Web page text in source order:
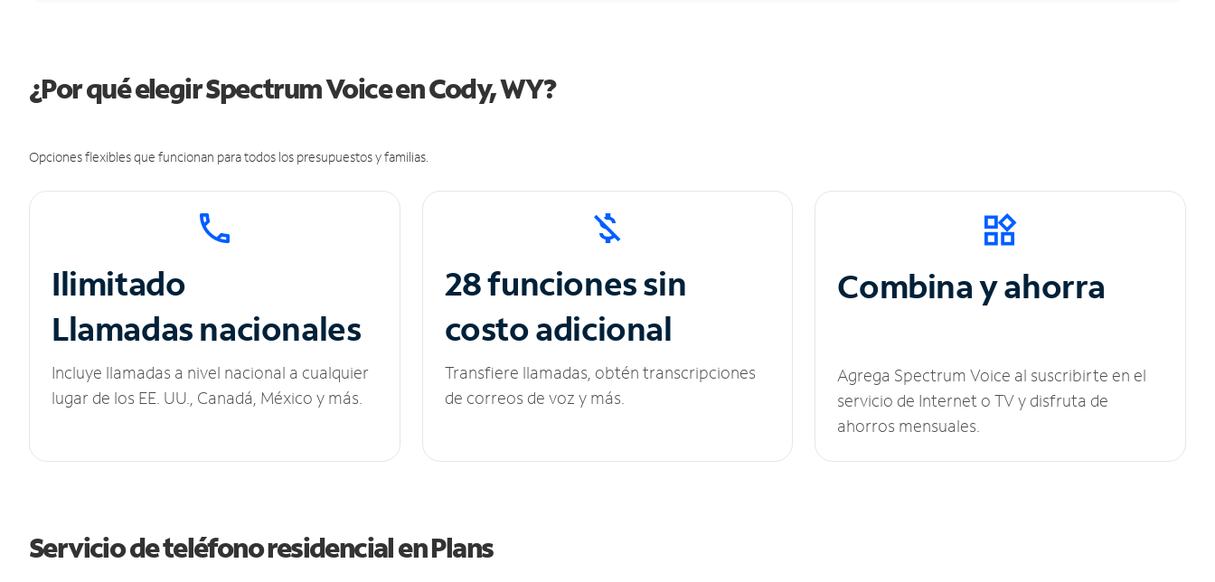
¿Por qué elegir Spectrum Voice en Cody, WY?
Opciones flexibles que funcionan para todos los presupuestos y familias.
Ilimitado
Llamadas nacionales
Incluye llamadas a nivel nacional a cualquier
lugar de los EE. UU., Canadá, México y más.
28 funciones sin
costo adicional
Transfiere llamadas, obtén transcripciones
de correos de voz y más.
Combina y ahorra
Agrega Spectrum Voice al suscribirte en el
servicio de Internet o TV y disfruta de
ahorros mensuales.
Servicio de teléfono residencial en Plans